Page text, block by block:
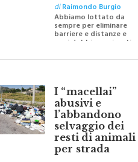
diRaimondo Burgio
Abbiamo lottato da
sempre per eliminare
barriere e distanze e
per ricostruire certezze
I “macellai”
abusivi e
l’abbandono
selvaggio dei
resti di animali
per strada